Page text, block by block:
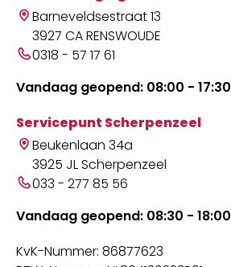
Barneveldsestraat 13
3927 CA RENSWOUDE
0318 - 57 17 61
Vandaag geopend: 08:00 - 17:30
Servicepunt Scherpenzeel
Beukenlaan 34a
3925 JL Scherpenzeel
033 - 277 85 56
Vandaag geopend: 08:30 - 18:00
KvK-Nummer: 86877623